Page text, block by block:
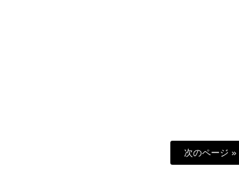
次のページ »